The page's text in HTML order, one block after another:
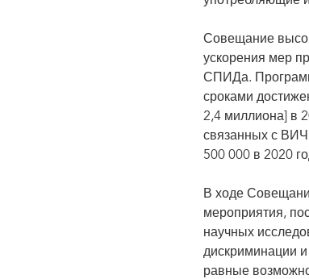
Совещание
ускорения мер
СПИДа.
сроками
2,4 миллиона] в
связанных с ВИЧ
500 000 в 2020
В ходе
мероприятия,
научных
дискриминации
равные